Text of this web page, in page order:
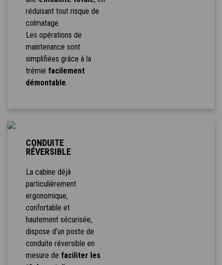
réduisant tout risque de
colmatage.
Les opérations de
maintenance sont
simplifiées grâce à la
trémie facilement
démontable.
CONDUITE
RÉVERSIBLE
La cabine déjà
particulièrement
ergonomique,
confortable et
hautement sécurisée,
dispose d’un poste de
conduite réversible en
mesure de faciliter les